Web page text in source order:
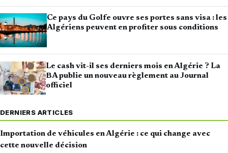
Ce pays du Golfe ouvre ses portes sans visa : les
Algériens peuvent en profiter sous conditions
Le cash vit-il ses derniers mois en Algérie ? La
BA publie un nouveau règlement au Journal
officiel
DERNIERS ARTICLES
Importation de véhicules en Algérie : ce qui change avec
cette nouvelle décision